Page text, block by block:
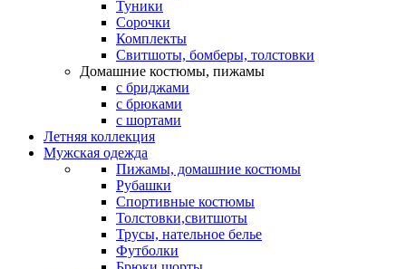
Туники
Сорочки
Комплекты
Свитшоты, бомберы, толстовки
Домашние костюмы, пижамы
с бриджами
с брюками
с шортами
Летняя коллекция
Мужская одежда
Пижамы, домашние костюмы
Рубашки
Спортивные костюмы
Толстовки,свитшоты
Трусы, нательное белье
Футболки